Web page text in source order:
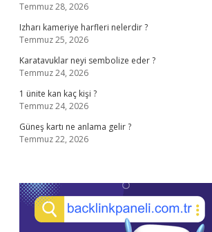
Temmuz 28, 2026
Izharı kameriye harfleri nelerdir ?
Temmuz 25, 2026
Karatavuklar neyi sembolize eder ?
Temmuz 24, 2026
1 ünite kan kaç kişi ?
Temmuz 24, 2026
Güneş kartı ne anlama gelir ?
Temmuz 22, 2026